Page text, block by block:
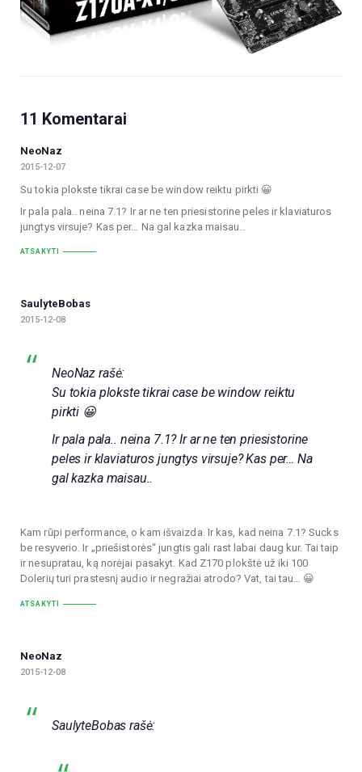
11 Komentarai
NeoNaz
2015-12-07
Su tokia plokste tikrai case be window reiktu pirkti 😀
Ir pala pala.. neina 7.1? Ir ar ne ten priesistorine peles ir klaviaturos
jungtys virsuje? Kas per… Na gal kazka maisau..
ATSAKYTI
SaulyteBobas
2015-12-08
NeoNaz rašė:
Su tokia plokste tikrai case be window reiktu
pirkti 😀
Ir pala pala.. neina 7.1? Ir ar ne ten priesistorine
peles ir klaviaturos jungtys virsuje? Kas per… Na
gal kazka maisau..
Kam rūpi performance, o kam išvaizda. Ir kas, kad neina 7.1? Sucks
be resyverio. Ir „priešistorės“ jungtis gali rast labai daug kur. Tai taip
ir nesupratau, ką norėjai pasakyt. Kad Z170 plokštė už iki 100
Dolerių turi prastesnį audio ir negražiai atrodo? Vat, tai tau… 😀
ATSAKYTI
NeoNaz
2015-12-08
SaulyteBobas rašė: